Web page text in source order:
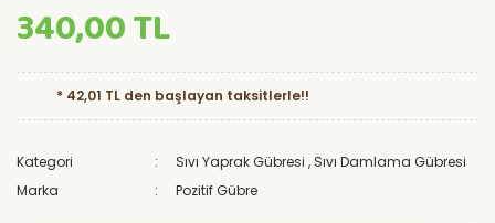
340,00 TL
* 42,01 TL den başlayan taksitlerle!!
Kategori Sıvı Yaprak Gübresi , Sıvı Damlama Gübresi
Marka
Pozitif Gübre